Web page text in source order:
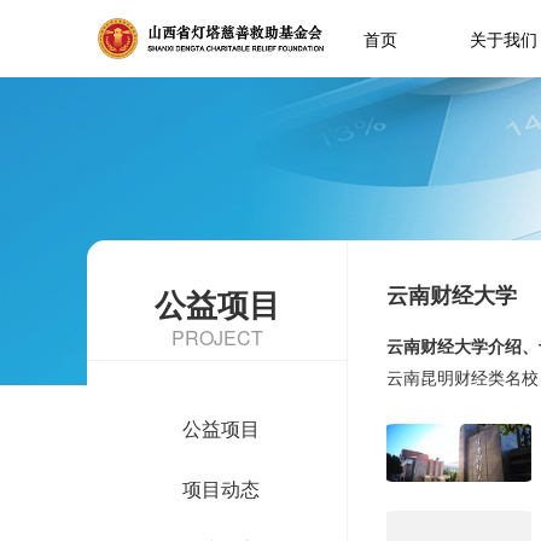
首页 关于我们
公益项目
PROJECT
公益项目
项目动态
云南财经大学
云南财经大学介绍
云南昆明财经类名